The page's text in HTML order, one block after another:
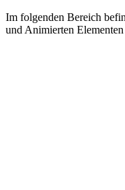
Im folgenden Bereich
und Animierten Elementen